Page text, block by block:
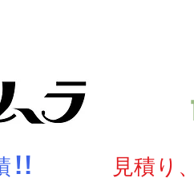
績 ! ! 見積り